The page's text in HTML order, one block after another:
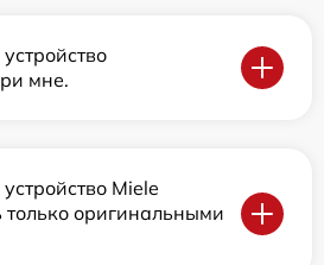
мне.
Miele
только оригинальными